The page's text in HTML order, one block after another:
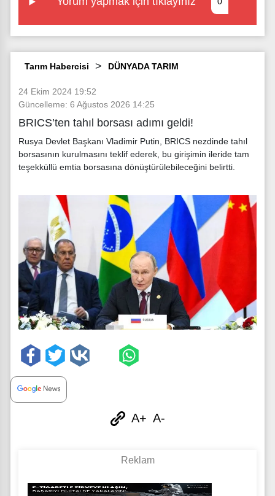
Tarım Habercisi DÜNYADA TARIM
24 Ekim 2024 19:52
Güncelleme: 6 Ağustos 2026 14:25
BRICS’ten tahıl borsası adımı geldi!
Rusya Devlet Başkanı Vladimir Putin, BRICS nezdinde tahıl
borsasının kurulmasını teklif ederek, bu girişimin ileride tam
teşekküllü emtia borsasına dönüştürülebileceğini belirtti.
A+ A-